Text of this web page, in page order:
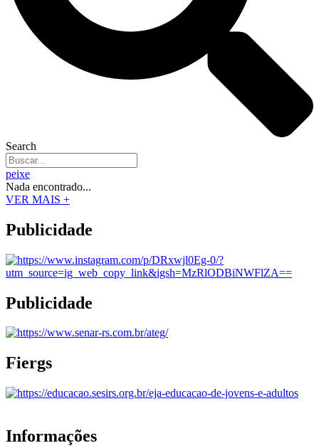
Search
peixe
Nada encontrado...
VER MAIS +
Publicidade
Publicidade
Fiergs
Informações